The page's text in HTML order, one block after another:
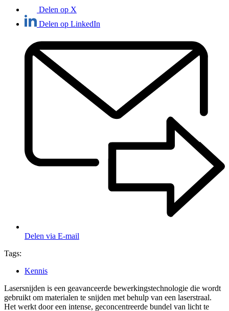
Delen op X
Delen op LinkedIn
Delen via E-mail
Tags:
Kennis
Lasersnijden is een geavanceerde bewerkingstechnologie die wordt
gebruikt om materialen te snijden met behulp van een laserstraal.
Het werkt door een intense, geconcentreerde bundel van licht te